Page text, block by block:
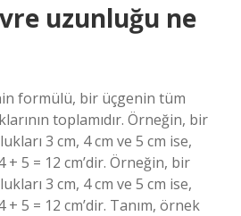
uzunluğu ne
formülü, bir üçgenin tüm
toplamıdır. Örneğin, bir
3 cm, 4 cm ve 5 cm ise,
+ 5 = 12 cm’dir. Örneğin, bir
3 cm, 4 cm ve 5 cm ise,
5 = 12 cm’dir. Tanım, örnek